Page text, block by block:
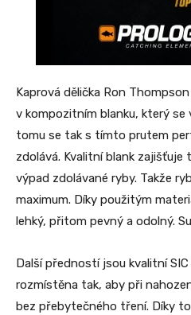
Kaprová dělička Ron
v kompozitním blanku, který se
tomu se tak s tímto prutem
zdolává. Kvalitní blank
výpad zdolávané ryby. Takže
maximum. Díky použitým
lehký, přitom pevný a odolný.
Další předností jsou kvalitní
rozmístěna tak, aby při
bez přebytečného tření. Díky